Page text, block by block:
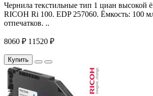
Чернила текстильные тип 1 циан высокой
RICOH Ri 100. EDP 257060. Ёмкость: 100
отпечатков. ..
8060 ₽ 11520 ₽
Купить